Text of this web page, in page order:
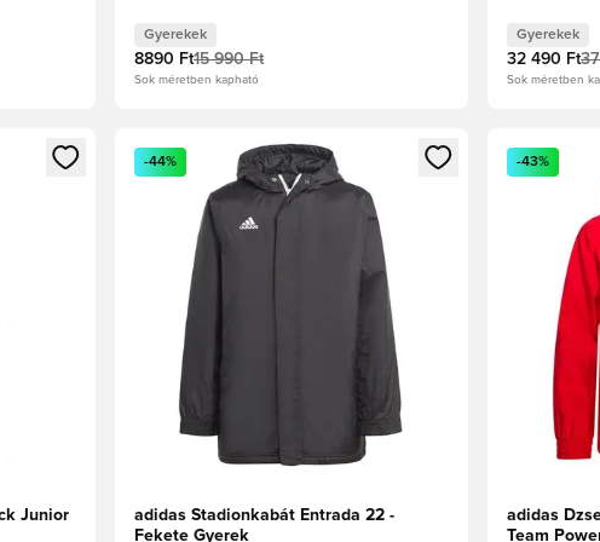
Gyerekek
8890 Ft15 990 Ft
Sok méretben kapható
Gyerekek
32 490 Ft
Sok méretben
vagy a tagként való regisztrációhoz
Junior
Megnyit egy modált a bejelentkezéshez vagy a tagként
-44%
adidas Stadionkabát Entrada 22 -
Fekete Gyerek
Megnyit
-43%
adidas
Team